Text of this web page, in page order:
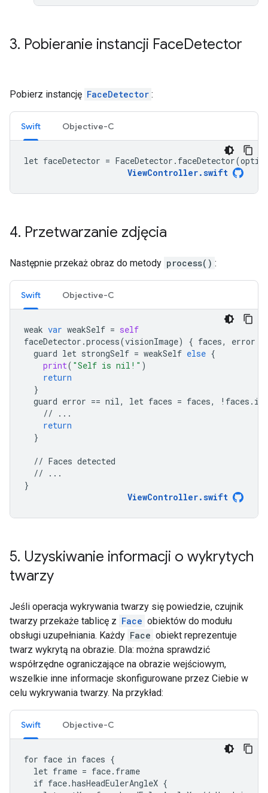
3. Pobieranie instancji FaceDetector
Pobierz instancję FaceDetector :
Swift Objective-C
let faceDetector =
ViewController.swift
4. Przetwarzanie zdjęcia
Następnie przekaż obraz do metody process() :
Swift Objective-C
weak var weakSelf = self
faceDetector .process(visionImage) { faces, error
guard let strongSelf = weakSelf else {
print( "Self is nil!" )
return
}
guard error == nil, let faces = faces, ! faces .
//
...
return
}
// Faces detected
//
...
}
ViewController.swift
5. Uzyskiwanie informacji o wykrytych
twarzy
Jeśli operacja wykrywania twarzy się powiedzie, czujnik
twarzy przekaże tablicę z Face obiektów do modułu
obsługi uzupełniania. Każdy Face obiekt reprezentuje
twarz wykrytą na obrazie. Dla: można sprawdzić
współrzędne ograniczające na obrazie wejściowym,
wszelkie inne informacje skonfigurowane przez Ciebie w
celu wykrywania twarzy. Na przykład:
Swift Objective-C
for face in faces {
  let frame = face.frame
  if face.hasHeadEulerAngleX {